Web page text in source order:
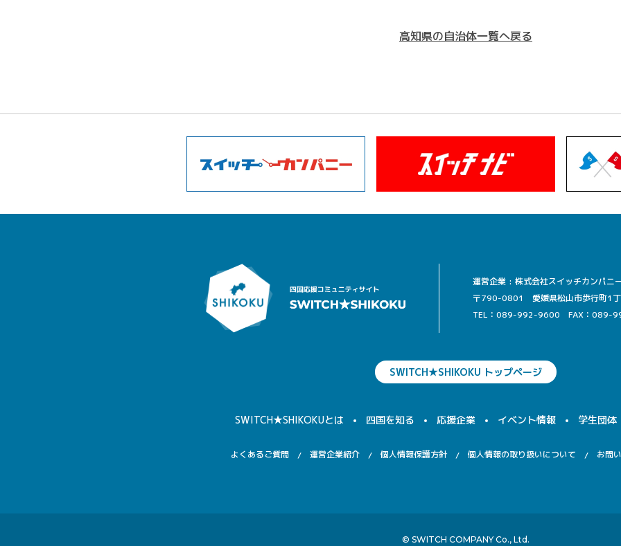
高知県の自治体一覧へ戻る
運営企業 : 株式会社スイッチカンパニ
〒790-0801 愛媛県松山市歩行町1丁
TEL：089-992-9600
FAX：089-
SWITCH★SHIKOKU トップページ
SWITCH★SHIKOKUとは 四国を知る 応援企業 イベント情報 学生団体
よくあるご質問 運営企業紹介 個人情報保護方針 個人情報の取り扱いについて お問
© SWITCH COMPANY Co., Ltd.